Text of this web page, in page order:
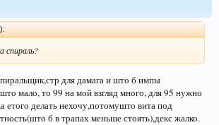
спираль?
для дамага и што б импы
мало, то 99 на мой взгляд много, для 95 нужно
етого делать нехочу,потомушто вита под
б в трапах меньше стоять),декс жалко.